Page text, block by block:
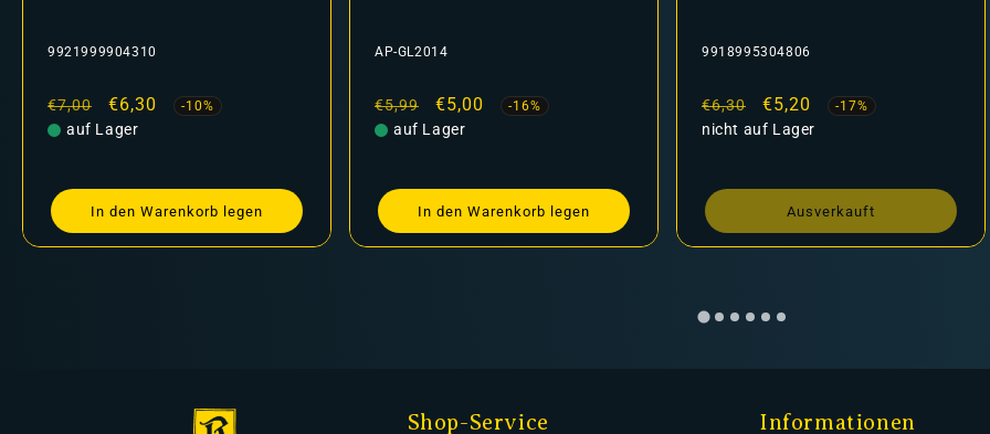
9921999904310
Normaler
Preis
€7,00 Verkaufspreis
€6,30 -10%
auf Lager
In den Warenkorb legen
AP-GL2014
Normaler
Preis
€5,99 Verkaufspreis
€5,00 -16%
auf Lager
In den Warenkorb legen
9918995304806
Normaler
Preis
€6,30 Verkaufspreis
€5,20 -17%
nicht auf Lager
Ausverkauft
Shop-Service Informationen